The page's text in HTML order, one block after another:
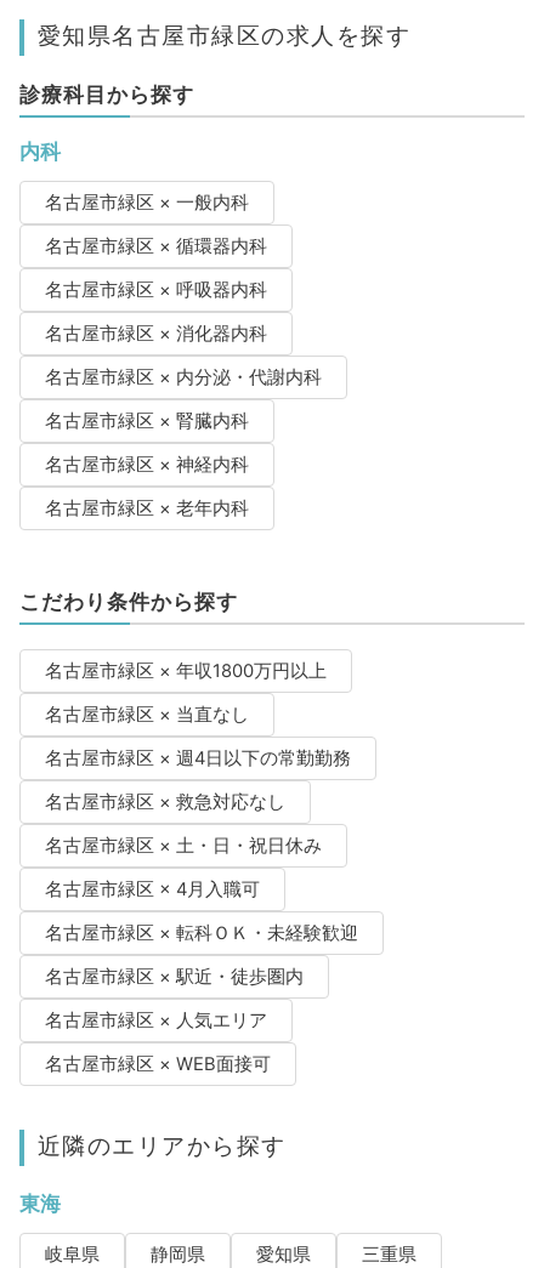
愛知県名古屋市緑区の求人を探す
診療科目から探す
内科
名古屋市緑区 × 一般内科
名古屋市緑区 × 循環器内科
名古屋市緑区 × 呼吸器内科
名古屋市緑区 × 消化器内科
名古屋市緑区 × 内分泌・代謝内科
名古屋市緑区 × 腎臓内科
名古屋市緑区 × 神経内科
名古屋市緑区 × 老年内科
こだわり条件から探す
名古屋市緑区 × 年収1800万円以上
名古屋市緑区 × 当直なし
名古屋市緑区 × 週4日以下の常勤勤務
名古屋市緑区 × 救急対応なし
名古屋市緑区 × 土・日・祝日休み
名古屋市緑区 × 4月入職可
名古屋市緑区 × 転科ＯＫ・未経験歓迎
名古屋市緑区 × 駅近・徒歩圏内
名古屋市緑区 × 人気エリア
名古屋市緑区 × WEB面接可
近隣のエリアから探す
東海
岐阜県 静岡県 愛知県 三重県